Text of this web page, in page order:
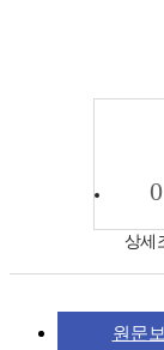
0
상세
원문